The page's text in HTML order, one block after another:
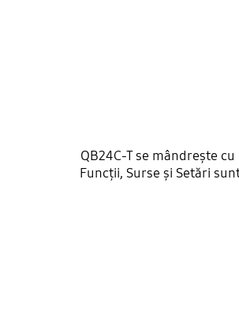
QB24C-T se mândrește
Funcții, Surse și Setări